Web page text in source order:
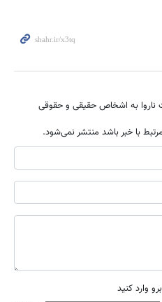
ناروا به اشخاص حقیقی و حقوقی
با خبر باشد منتشر نمی‌شود.
وارد کنید